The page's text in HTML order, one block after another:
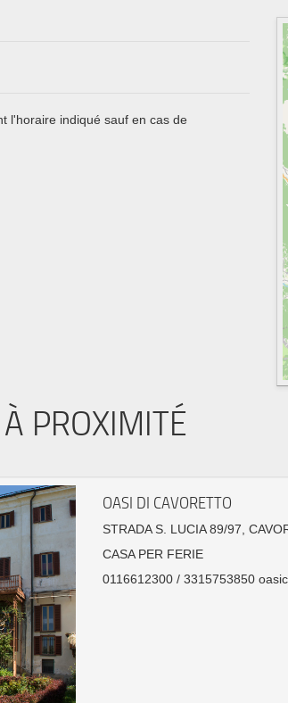
l'horaire indiqué sauf en cas de
PROXIMITÉ
OASI DI CAVORETTO
STRADA S. LUCIA 89/97,
CASA PER FERIE
0116612300 / 3315753850